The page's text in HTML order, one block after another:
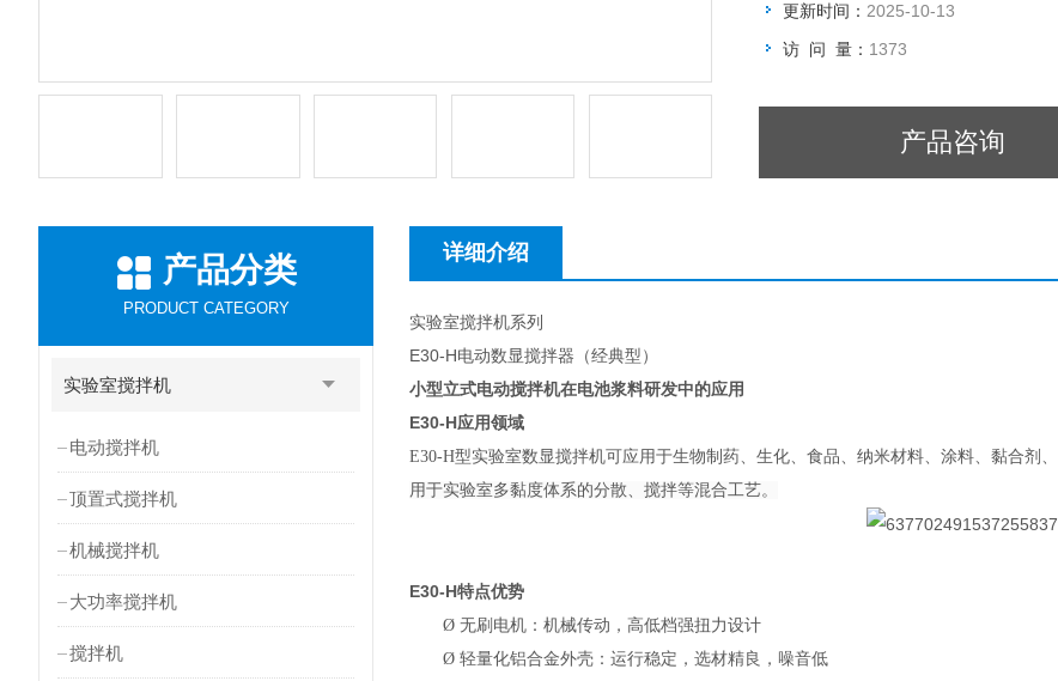
更新时间： 2025-10-13
访 问 量： 1373
产品咨询
产品分类
PRODUCT CATEGORY
实验室搅拌机
电动搅拌机
顶置式搅拌机
机械搅拌机
大功率搅拌机
搅拌机
详细介绍
实验室搅拌机系列
E30-H电动数显搅拌器（经典型）
小型立式电动搅拌机在电池浆料研发中的应用
E30-H应用领域
E30-H型实验室数显搅拌机可应用于生物制药、生化、食品、纳米材料、涂料、黏合剂
用于实验室多黏度体系的分散、搅拌等混合工艺。
E30-H特点优势
Ø 无刷电机：机械传动，高低档强扭力设计
Ø 轻量化铝合金外壳：运行稳定，选材精良，噪音低